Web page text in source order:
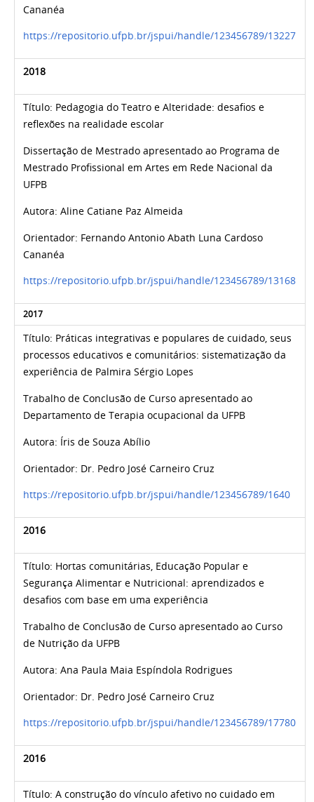
Cananéa
https://repositorio.ufpb.br/jspui/handle/123456789/13227
2018
Título: Pedagogia do Teatro e Alteridade: desafios e
reflexões na realidade escolar
Dissertação de Mestrado apresentado ao Programa de
Mestrado Profissional em Artes em Rede Nacional da
UFPB
Autora: Aline Catiane Paz Almeida
Orientador: Fernando Antonio Abath Luna Cardoso
Cananéa
https://repositorio.ufpb.br/jspui/handle/123456789/13168
2017
Título: Práticas integrativas e populares de cuidado, seus
processos educativos e comunitários: sistematização da
experiência de Palmira Sérgio Lopes
Trabalho de Conclusão de Curso apresentado ao
Departamento de Terapia ocupacional da UFPB
Autora: Íris de Souza Abílio
Orientador: Dr. Pedro José Carneiro Cruz
https://repositorio.ufpb.br/jspui/handle/123456789/1640
2016
Título: Hortas comunitárias, Educação Popular e
Segurança Alimentar e Nutricional: aprendizados e
desafios com base em uma experiência
Trabalho de Conclusão de Curso apresentado ao Curso
de Nutrição da UFPB
Autora: Ana Paula Maia Espíndola Rodrigues
Orientador: Dr. Pedro José Carneiro Cruz
https://repositorio.ufpb.br/jspui/handle/123456789/17780
2016
Título:A construção do vínculo afetivo no cuidado em